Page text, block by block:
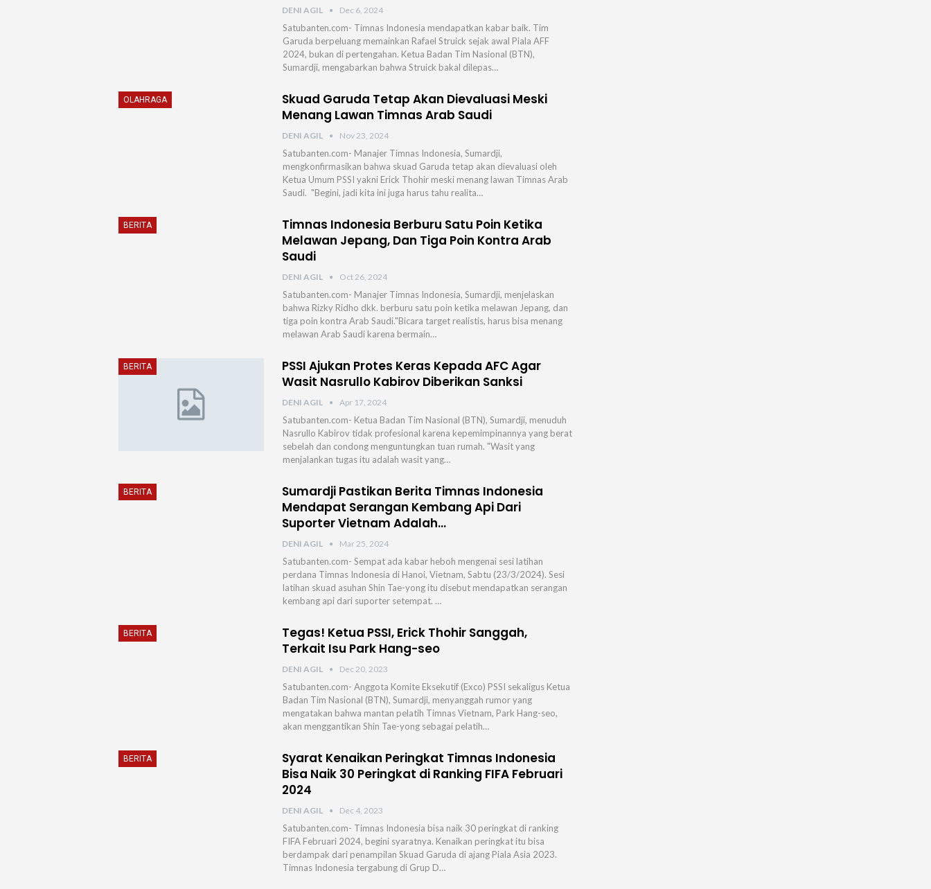
DENI AGIL Dec 6, 2024
Satubanten.com- Timnas Indonesia mendapatkan kabar baik. Tim
Garuda berpeluang memainkan Rafael Struick sejak awal Piala AFF
2024, bukan di pertengahan. Ketua Badan Tim Nasional (BTN),
Sumardji, mengabarkan bahwa Struick bakal dilepas…
OLAHRAGA
Skuad Garuda Tetap Akan Dievaluasi Meski
Menang Lawan Timnas Arab Saudi
DENI AGIL Nov 23, 2024
Satubanten.com- Manajer Timnas Indonesia, Sumardji,
mengkonfirmasikan bahwa skuad Garuda tetap akan dievaluasi oleh
Ketua Umum PSSI yakni Erick Thohir meski menang lawan Timnas Arab
Saudi.⁣ ⁣ "Begini, jadi kita ini juga harus tahu realita…
BERITA
Timnas Indonesia Berburu Satu Poin Ketika
Melawan Jepang, Dan Tiga Poin Kontra Arab
Saudi
DENI AGIL Oct 26, 2024
Satubanten.com- Manajer Timnas Indonesia, Sumardji, menjelaskan
bahwa Rizky Ridho dkk. berburu satu poin ketika melawan Jepang, dan
tiga poin kontra Arab Saudi.⁣⁣"Bicara target realistis, harus bisa menang
melawan Arab Saudi karena bermain…
BERITA
PSSI Ajukan Protes Keras Kepada AFC Agar
Wasit Nasrullo Kabirov Diberikan Sanksi
DENI AGIL Apr 17, 2024
Satubanten.com- Ketua Badan Tim Nasional (BTN), Sumardji, menuduh
Nasrullo Kabirov tidak profesional karena kepemimpinannya yang berat
sebelah dan condong menguntungkan tuan rumah. "Wasit yang
menjalankan tugas itu adalah wasit yang…
BERITA
Sumardji Pastikan Berita Timnas Indonesia
Mendapat Serangan Kembang Api Dari
Suporter Vietnam Adalah…
DENI AGIL Mar 25, 2024
Satubanten.com- Sempat ada kabar heboh mengenai sesi latihan
perdana Timnas Indonesia di Hanoi, Vietnam, Sabtu (23/3/2024). Sesi
latihan skuad asuhan Shin Tae-yong itu disebut mendapatkan serangan
kembang api dari suporter setempat.⁣ ⁣…
BERITA
Tegas! Ketua PSSI, Erick Thohir Sanggah,
Terkait Isu Park Hang-seo
DENI AGIL Dec 20, 2023
Satubanten.com- Anggota Komite Eksekutif (Exco) PSSI sekaligus Ketua
Badan Tim Nasional (BTN), Sumardji, menyanggah rumor yang
mengatakan bahwa mantan pelatih Timnas Vietnam, Park Hang-seo,
akan menggantikan Shin Tae-yong sebagai pelatih…
BERITA
Syarat Kenaikan Peringkat Timnas Indonesia
Bisa Naik 30 Peringkat di Ranking FIFA Februari
2024
DENI AGIL Dec 4, 2023
Satubanten.com- Timnas Indonesia bisa naik 30 peringkat di ranking
FIFA Februari 2024, begini syaratnya. Kenaikan peringkat itu bisa
berdampak dari penampilan Skuad Garuda di ajang Piala Asia 2023.
Timnas Indonesia tergabung di Grup D…